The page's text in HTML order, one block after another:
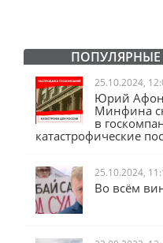
25.10.2024,
Юрий
Минфина
в
катастрофические
25.10.2024,
Во всём